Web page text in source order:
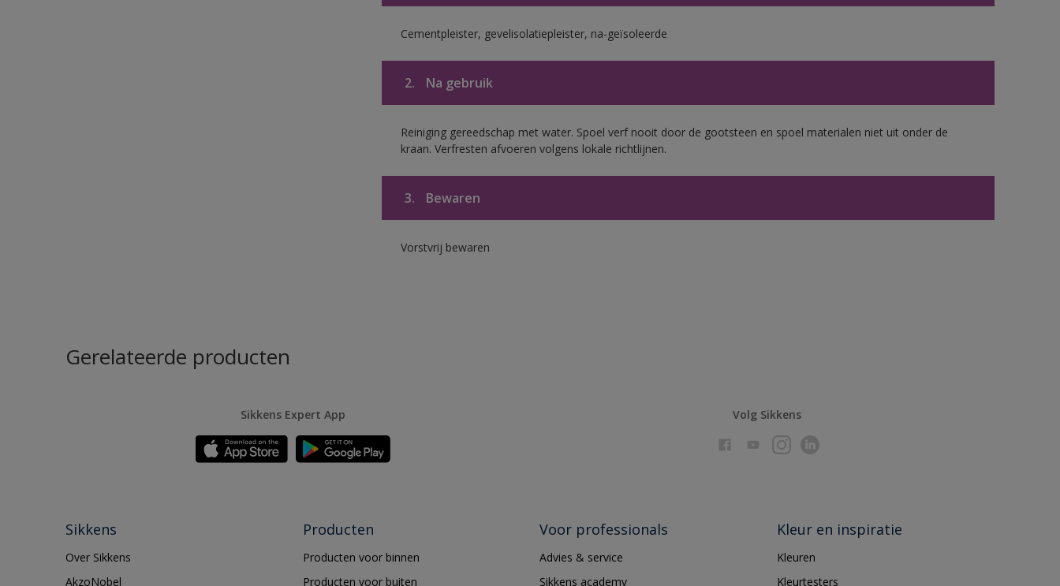
Cementpleister, gevelisolatiepleister, na-geïsoleerde
2. Na gebruik
Reiniging gereedschap met water. Spoel verf nooit door de gootsteen en spoel materialen niet uit onder de
kraan. Verfresten afvoeren volgens lokale richtlijnen.
3. Bewaren
Vorstvrij bewaren
Gerelateerde producten
Sikkens Expert App Volg Sikkens
Sikkens
Over Sikkens
AkzoNobel
Producten
Producten voor binnen
Producten voor buiten
Voor professionals
Advies & service
Sikkens academy
Kleur en inspiratie
Kleuren
Kleurtesters